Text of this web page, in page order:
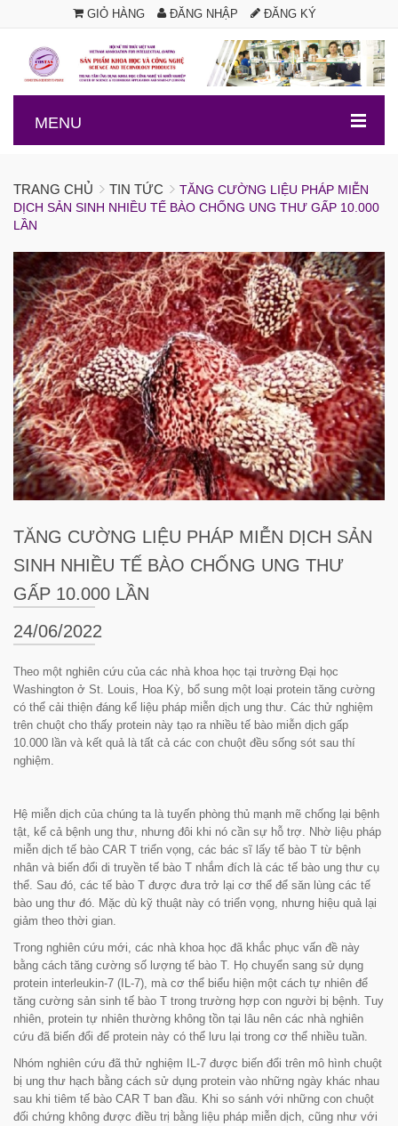
GIỎ HÀNG ĐĂNG NHẬP ĐĂNG KÝ
.
MENU
TRANG CHỦ TIN TỨC
TĂNG CƯỜNG LIỆU PHÁP MIỄN
DỊCH SẢN SINH NHIỀU TẾ BÀO CHỐNG UNG THƯ GẤP 10.000
LẦN
TĂNG CƯỜNG LIỆU PHÁP MIỄN DỊCH SẢN
SINH NHIỀU TẾ BÀO CHỐNG UNG THƯ
GẤP 10.000 LẦN
24/06/2022
Theo một nghiên cứu của các nhà khoa học tại trường Đại học
Washington ở St. Louis, Hoa Kỳ, bổ sung một loại protein tăng cường
có thể cải thiện đáng kể liệu pháp miễn dịch ung thư. Các thử nghiệm
trên chuột cho thấy protein này tạo ra nhiều tế bào miễn dịch gấp
10.000 lần và kết quả là tất cả các con chuột đều sống sót sau thí
nghiệm.
Hệ miễn dịch của chúng ta là tuyến phòng thủ mạnh mẽ chống lại bệnh
tật, kể cả bệnh ung thư, nhưng đôi khi nó cần sự hỗ trợ. Nhờ liệu pháp
miễn dịch tế bào CAR T triển vọng, các bác sĩ lấy tế bào T từ bệnh
nhân và biến đổi di truyền tế bào T nhắm đích là các tế bào ung thư cụ
thể. Sau đó, các tế bào T được đưa trở lại cơ thể để săn lùng các tế
bào ung thư đó. Mặc dù kỹ thuật này có triển vọng, nhưng hiệu quả lại
giảm theo thời gian.
Trong nghiên cứu mới, các nhà khoa học đã khắc phục vấn đề này
bằng cách tăng cường số lượng tế bào T. Họ chuyển sang sử dụng
protein interleukin-7 (IL-7), mà cơ thể biểu hiện một cách tự nhiên để
tăng cường sản sinh tế bào T trong trường hợp con người bị bệnh. Tuy
nhiên, protein tự nhiên thường không tồn tại lâu nên các nhà nghiên
cứu đã biến đổi để protein này có thể lưu lại trong cơ thể nhiều tuần.
Nhóm nghiên cứu đã thử nghiệm IL-7 được biến đổi trên mô hình chuột
bị ung thư hạch bằng cách sử dụng protein vào những ngày khác nhau
sau khi tiêm tế bào CAR T ban đầu. Khi so sánh với những con chuột
đối chứng không được điều trị bằng liệu pháp miễn dịch, cũng như với